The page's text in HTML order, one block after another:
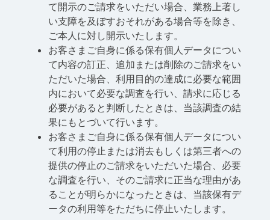
て開示のご請求をいただい場合、業務上著し
い支障を及ぼすおそれがある場合等を除き、
ご本人に対し開示いたします。
お客さまご自身に係る保有個人データについ
て内容の訂正、追加または削除のご請求をい
ただいた場合、利用目的の達成に必要な範囲
内において必要な調査を行い、請求に応じる
必要があると判断したときは、当該調査の結
果にもとづいて行います。
お客さまご自身に係る保有個人データについ
て利用の停止または消去もしくは第三者への
提供の停止のご請求をいただいた場合、必要
な調査を行い、そのご請求に正当な理由があ
ることが明らかになったときは、当該保有デ
ータの利用等をただちに停止いたします。